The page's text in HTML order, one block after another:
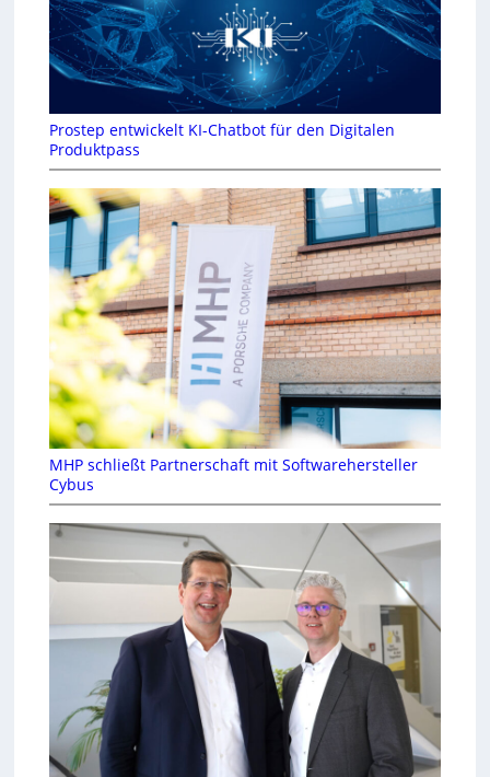
Prostep entwickelt KI-Chatbot für den Digitalen
Produktpass
MHP schließt Partnerschaft mit Softwarehersteller
Cybus